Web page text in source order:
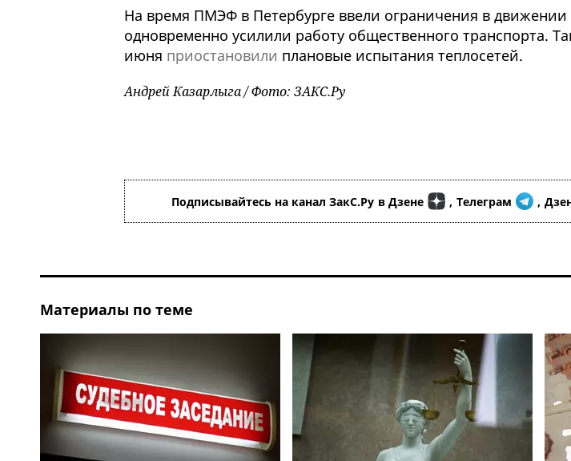
На время ПМЭФ в Петербурге ввели ограничения в движении
одновременно усилили работу общественного транспорта.
июня приостановили плановые испытания теплосетей.
Андрей Казарлыга / Фото: ЗАКС.Ру
Подписывайтесь на канал ЗакС.Ру в Дзене , Телеграм ,
Материалы по теме